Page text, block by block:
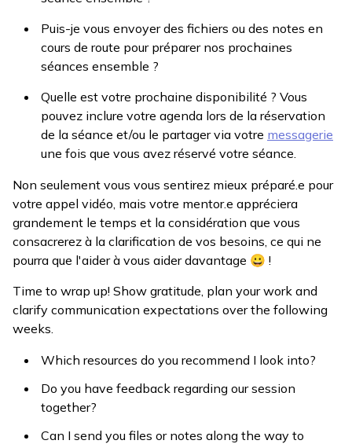
Puis-je vous envoyer des fichiers ou des notes en
cours de route pour préparer nos prochaines
séances ensemble ?
Quelle est votre prochaine disponibilité ? Vous
pouvez inclure votre agenda lors de la réservation
de la séance et/ou le partager via votre messagerie
une fois que vous avez réservé votre séance.
Non seulement vous vous sentirez mieux préparé.e pour
votre appel vidéo, mais votre mentor.e appréciera
grandement le temps et la considération que vous
consacrerez à la clarification de vos besoins, ce qui ne
pourra que l'aider à vous aider davantage 😀 !
Time to wrap up! Show gratitude, plan your work and
clarify communication expectations over the following
weeks.
Which resources do you recommend I look into?
Do you have feedback regarding our session
together?
Can I send you files or notes along the way to